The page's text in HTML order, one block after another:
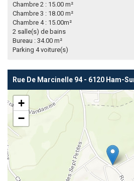
Chambre 2 : 15.00 m²
Chambre 3 : 18.00 m²
Chambre 4 : 15.00m²
2 salle(s) de bains
Bureau : 34.00 m²
Parking 4 voiture(s)
Rue De Marcinelle 94 - 6120 Ham-
+
−